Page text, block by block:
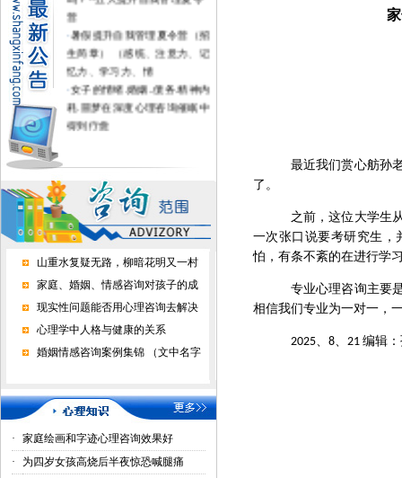
营
暑假提升自我管理夏令营（招
生简章） （感统、注意力、记
忆力、学习力、情
女子的情绪.婚姻..债务.精神内
耗.噩梦在深度心理咨询催眠中
得到疗愈
·家长好好做心理咨询，孩子才
正常上学了
·心理咨询能挽回婚恋情感吗？
山重水复疑无路，柳暗花明又一村
家庭、婚姻、情感咨询对孩子的成
现实性问题能否用心理咨询去解决
心理学中人格与健康的关系
婚姻情感咨询案例集锦 （文中名字
·
家庭绘画和字迹心理咨询效果好
·
为四岁女孩高烧后半夜惊恐喊腿痛
最近我们赏心舫孙
了。
之前，这位大学生
一次张口说要考研究生，
怕，有条不紊的在进行学
专业心理咨询主要
相信我们专业为一对一，
2025、 8、 21 编辑